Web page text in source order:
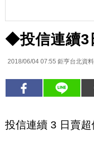
◆投信連續3
2018/06/04 07:55 鉅亨台北資
投信連續 3 日賣超